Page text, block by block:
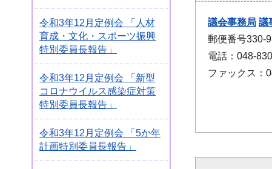
令和3年12月定例会 「人材
育成・文化・スポーツ振興
特別委員長報告」
令和3年12月定例会 「新型
コロナウイルス感染症対策
特別委員長報告」
令和3年12月定例会 「5か年
計画特別委員長報告」
議会事務局 議
郵便番号330-
電話：048-
ファックス：